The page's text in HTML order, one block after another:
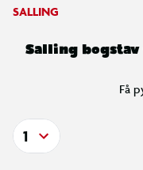
SALLING
Salling
Få
1